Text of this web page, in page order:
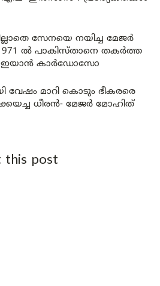
സേനയെ നയിച്ച മേജർ
ൽ പാകിസ്താനെ തകർത്ത
ഇയാൻ കാർഡോസോ
വേഷം മാറി കൊടും ഭീകരരെ
ധീരൻ- മേജർ മോഹിത്
this post